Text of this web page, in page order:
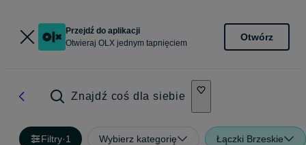
Przejdź do aplikacji
Otwieraj OLX jednym tapnięciem
Otwórz
Znajdź coś dla siebie
Filtry·1 Wybierz kategorię Łączki Brzeskie